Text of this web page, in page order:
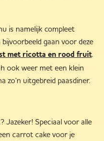
is namelijk compleet
gaan voor deze
met ricotta en rood fruit.
ook weer met een klein
zo’n uitgebreid paasdiner.
Speciaal voor alle
carrot cake voor je